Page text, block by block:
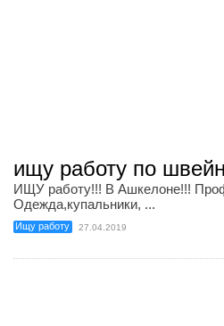
ищу работу по
ИЩУ работу!!! В Ашкелоне!!!
Одежда,купальники, ...
Ищу работу 27.04.2019